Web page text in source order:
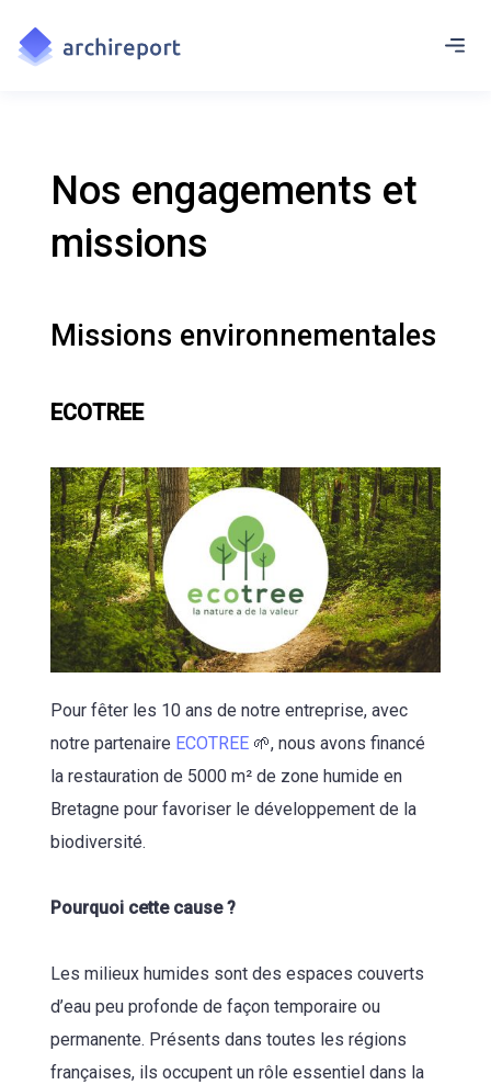
Nos engagements et
missions
Missions environnementales
ECOTREE
Pour fêter les 10 ans de notre entreprise, avec
notre partenaire ECOTREE 🌱, nous avons financé
la restauration de 5000 m² de zone humide en
Bretagne pour favoriser le développement de la
biodiversité.
Pourquoi cette cause ?
Les milieux humides sont des espaces couverts
d’eau peu profonde de façon temporaire ou
permanente. Présents dans toutes les régions
françaises, ils occupent un rôle essentiel dans la